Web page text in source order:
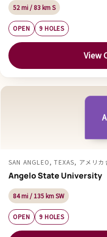
52 mi / 83 km S
OPEN 9 HOLES
View
SAN ANGLEO, TEXAS, アメリカ
Angelo State University
84 mi / 135 km SW
OPEN 9 HOLES